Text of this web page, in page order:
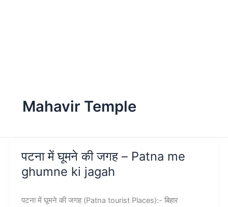
Mahavir Temple
पटना में घूमने की जगह – Patna me
ghumne ki jagah
पटना में घूमने की जगह (Patna tourist Places):- बिहार